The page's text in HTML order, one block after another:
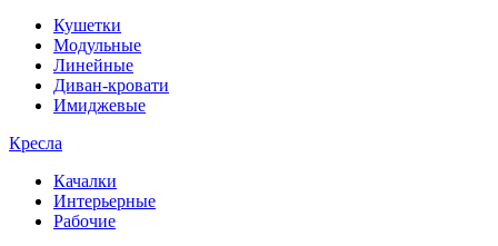
Кушетки
Модульные
Линейные
Диван-кровати
Имиджевые
Кресла
Качалки
Интерьерные
Рабочие